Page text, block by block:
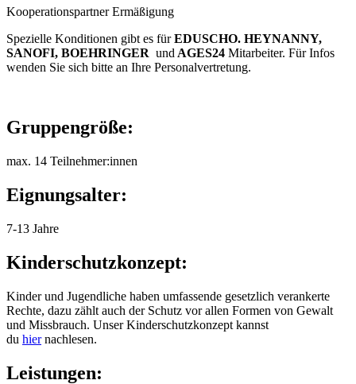
Kooperationspartner Ermäßigung
Spezielle Konditionen gibt es fürEDUSCHO. HEYNANNY,
SANOFI, BOEHRINGER und AGES24 Mitarbeiter. Für Infos
wenden Sie sich bitte an Ihre Personalvertretung.
Gruppengröße:
max. 14 Teilnehmer:innen
Eignungsalter:
7-13 Jahre
Kinderschutzkonzept:
Kinder und Jugendliche haben umfassende gesetzlich verankerte
Rechte, dazu zählt auch der Schutz vor allen Formen von Gewalt
und Missbrauch. Unser Kinderschutzkonzept kannst
du hiernachlesen.
Leistungen: